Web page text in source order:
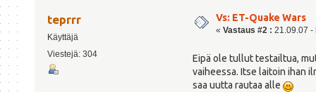
teprrr
Käyttäjä
Viestejä: 304
Vs: ET-Quake Wars
« Vastaus #2 : 21.09.07 -
Eipä ole tullut testailtua,
vaiheessa. Itse laitoin ihan
saa uutta rautaa alle